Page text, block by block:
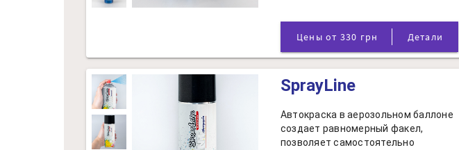
Цены от 330 грн Детали
SprayLine
Автокраска в аерозольном баллоне
создает равномерный факел,
позволяет самостоятельно